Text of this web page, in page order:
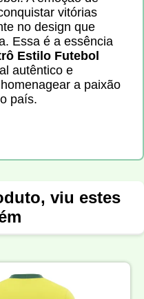
vitórias
no design que
Essa é a essência
Estilo Futebol
autêntico e
a paixão
país.
viu estes